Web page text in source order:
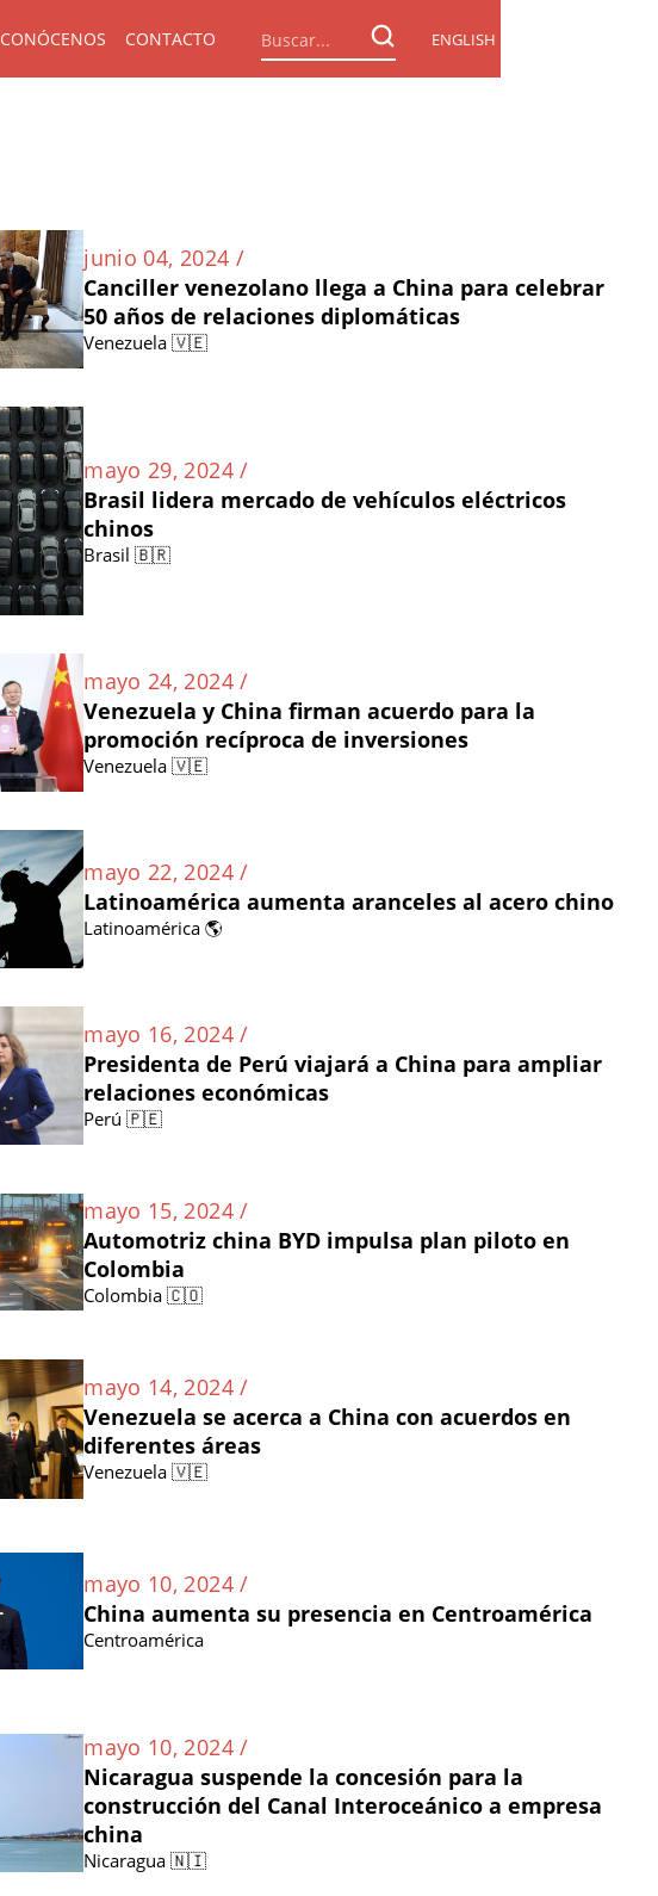
CONÓCENOS CONTACTO ENGLISH
junio 04, 2024 /
Canciller venezolano llega a China para celebrar
50 años de relaciones diplomáticas
Venezuela 🇻🇪
mayo 29, 2024 /
Brasil lidera mercado de vehículos eléctricos
chinos
Brasil 🇧🇷
mayo 24, 2024 /
Venezuela y China firman acuerdo para la
promoción recíproca de inversiones
Venezuela 🇻🇪
mayo 22, 2024 /
Latinoamérica aumenta aranceles al acero chino
Latinoamérica 🌎
mayo 16, 2024 /
Presidenta de Perú viajará a China para ampliar
relaciones económicas
Perú 🇵🇪
mayo 15, 2024 /
Automotriz china BYD impulsa plan piloto en
Colombia
Colombia 🇨🇴
mayo 14, 2024 /
Venezuela se acerca a China con acuerdos en
diferentes áreas
Venezuela 🇻🇪
mayo 10, 2024 /
China aumenta su presencia en Centroamérica
Centroamérica
mayo 10, 2024 /
Nicaragua suspende la concesión para la
construcción del Canal Interoceánico a empresa
china
Nicaragua 🇳🇮